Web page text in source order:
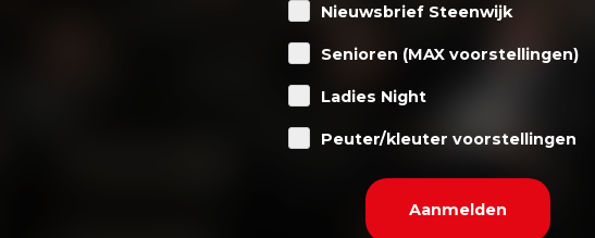
Nieuwsbrief Steenwijk
Senioren (MAX voorstellingen)
Ladies Night
Peuter/kleuter voorstellingen